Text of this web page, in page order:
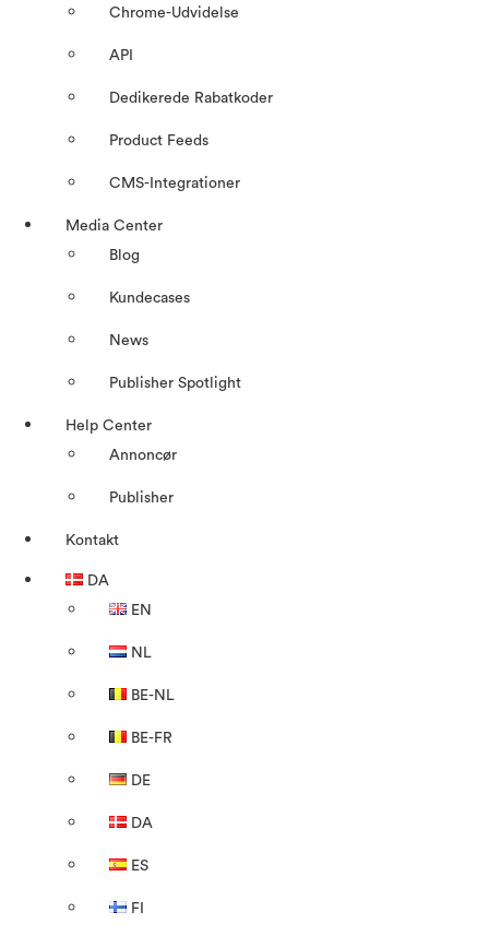
Chrome-Udvidelse
API
Dedikerede Rabatkoder
Product Feeds
CMS-Integrationer
Media Center
Blog
Kundecases
News
Publisher Spotlight
Help Center
Annoncør
Publisher
Kontakt
DA
EN
NL
BE-NL
BE-FR
DE
DA
ES
FI